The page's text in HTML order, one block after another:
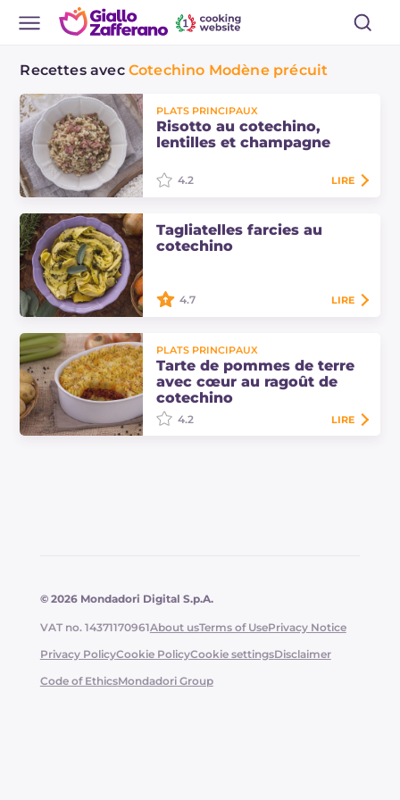
Recettes avec Cotechino Modène précuit
PLATS PRINCIPAUX
Risotto au cotechino,
lentilles et champagne
Le risotto au cotechino, lentilles et
champagne est un plat principal
idéal pour le réveillon du Nouvel
4.2 LIRE
Tagliatelles farcies au
cotechino
savoureux, avec des tagliatelles à
l'œuf farcies de cotechino de…
4.7 LIRE
PLATS PRINCIPAUX
Tarte de pommes de terre
avec cœur au ragoût de
cotechino
4.2 LIRE
© 2026 Mondadori Digital S.p.A.
VAT no. 14371170961About usTerms of UsePrivacy Notice
Privacy PolicyCookie PolicyCookie settingsDisclaimer
Code of EthicsMondadori Group